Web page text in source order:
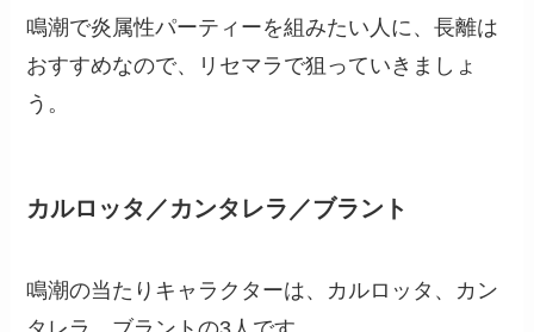
鳴潮で炎属性パーティーを組みたい人に、長離は
おすすめなので、リセマラで狙っていきましょ
う。
カルロッタ／カンタレラ／ブラント
鳴潮の当たりキャラクターは、カルロッタ、カン